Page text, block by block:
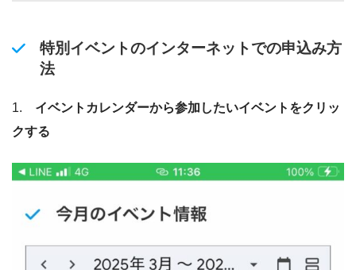
特別イベントのインターネットでの申込み方
法
1. イベントカレンダーから参加したいイベントをクリッ
クする